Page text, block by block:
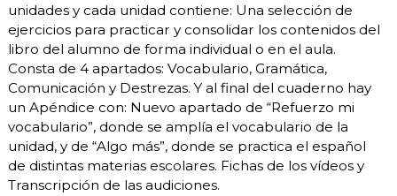
unidades y cada unidad contiene: Una selección de
ejercicios para practicar y consolidar los contenidos del
libro del alumno de forma individual o en el aula.
Consta de 4 apartados: Vocabulario, Gramática,
Comunicación y Destrezas. Y al final del cuaderno hay
un Apéndice con: Nuevo apartado de “Refuerzo mi
vocabulario”, donde se amplía el vocabulario de la
unidad, y de “Algo más”, donde se practica el español
de distintas materias escolares. Fichas de los vídeos y
Transcripción de las audiciones.